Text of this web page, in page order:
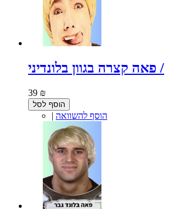
פאה קצרה בגוון בלונדיני /
39 ₪
הוסף לסל
| הוסף להשוואה